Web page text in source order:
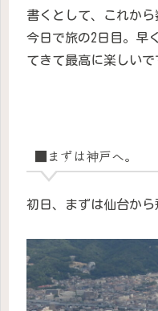
書くとして、これか
今日で旅の2日目。早
てきて最高に楽しいで
■まずは神戸へ。
初日、まずは仙台から